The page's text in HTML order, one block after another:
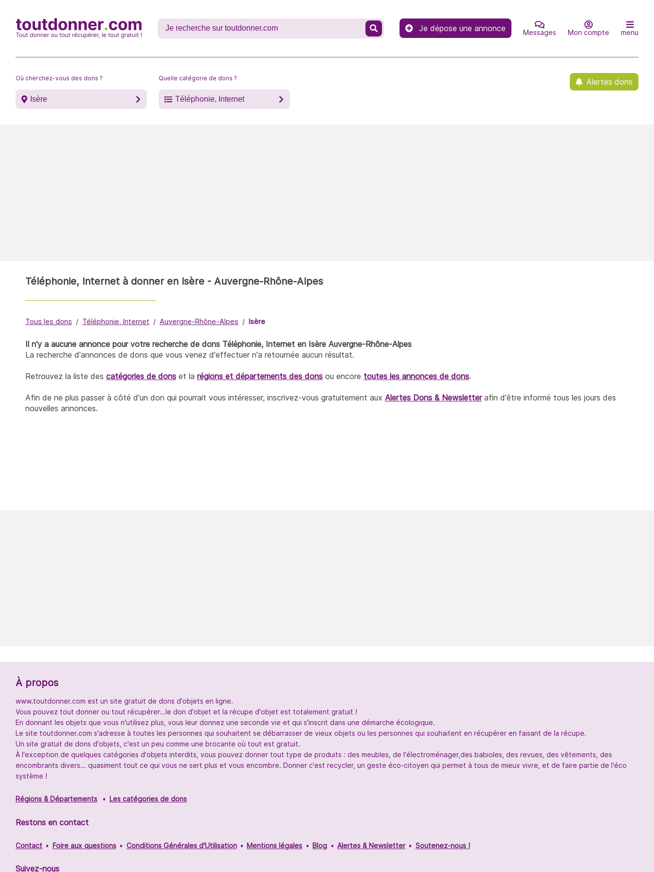
Je dépose une annonce Messages Mon compte menu
Où cherchez-vous des dons ?
Isère
Quelle catégorie de dons ?
Téléphonie, Internet
Alertes dons
Téléphonie, Internet à donner en Isère - Auvergne-Rhône-Alpes
Tous les dons Téléphonie, Internet Auvergne-Rhône-Alpes Isère
Il n'y a aucune annonce pour votre recherche de dons Téléphonie, Internet en Isère Auvergne-Rhône-Alpes
La recherche d'annonces de dons que vous venez d'effectuer n'a retournée aucun résultat.
Retrouvez la liste des catégories de dons et la régions et départements des dons ou encore toutes les annonces de dons.
Afin de ne plus passer à côté d'un don qui pourrait vous intéresser, inscrivez-vous gratuitement aux Alertes Dons & Newsletterafin d'être informé tous les jours des
nouvelles annonces.
À propos
www.toutdonner.com est un site gratuit de dons d'objets en ligne.
Vous pouvez tout donner ou tout récupérer...le don d'objet et la récupe d'objet est totalement gratuit !
En donnant les objets que vous n'utilisez plus, vous leur donnez une seconde vie et qui s'inscrit dans une démarche écologique.
Le site toutdonner.com s'adresse à toutes les personnes qui souhaitent se débarrasser de vieux objets ou les personnes qui souhaitent en récupérer en faisant de la récupe.
Un site gratuit de dons d'objets, c'est un peu comme une brocante où tout est gratuit.
À l'exception de quelques catégories d'objets interdits, vous pouvez donner tout type de produits : des meubles, de l'électroménager,des babioles, des revues, des vêtements, des
encombrants divers... quasiment tout ce qui vous ne sert plus et vous encombre. Donner c'est recycler, un geste éco-citoyen qui permet à tous de mieux vivre, et de faire partie de l'éco
système !
Régions & Départements Les catégories de dons
Restons en contact
Contact Foire aux questions Conditions Générales d'Utilisation Mentions légales Blog Alertes & Newsletter Soutenez-nous !
Suivez-nous